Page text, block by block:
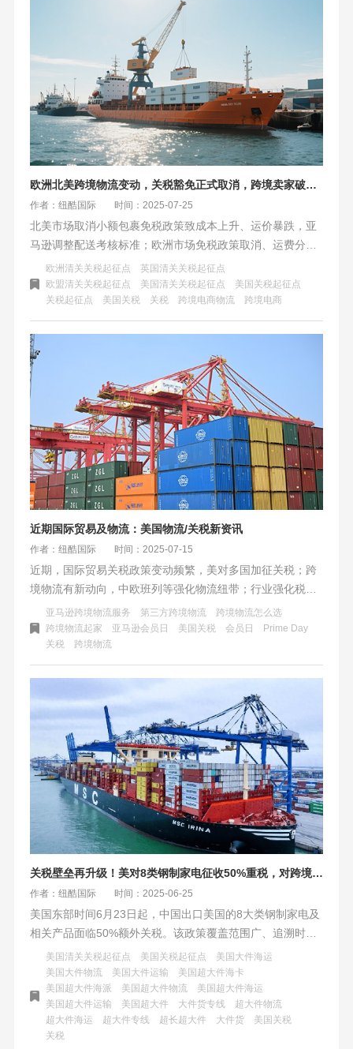
2026年11月的稳定窗口期，但后续政策仍取决于双方的执行
欧洲北美跨境物流变动，关税豁免正式取消，跨境卖家破局方案
作者：纽酷国际 时间：2025-07-25
北美市场取消小额包裹免税政策致成本上升、运价暴跌，亚
马逊调整配送考核标准；欧洲市场免税政策取消、运费分
化，意大利保证金政策松动。面对挑战，北美可高利润品直
邮、共建仓，欧洲可借退货试点降成本、合作泛欧枢纽。
欧洲清关关税起征点
英国清关关税起征点
欧盟清关关税起征点
美国清关关税起征点
美国关税起征点
关税起征点
美国关税 关税 跨境电商物流 跨境电商
近期国际贸易及物流：美国物流/关税新资讯
作者：纽酷国际 时间：2025-07-15
近期，国际贸易关税政策变动频繁，美对多国加征关税；跨
境物流有新动向，中欧班列等强化物流纽带；行业强化税务
合规，推进绿色技术升级；此外，亚马逊Prime Day销售额
创新高，深圳海关推出自动化签证系统提升跨境生鲜通关效
率。
亚马逊跨境物流服务 第三方跨境物流
跨境物流怎么选
跨境物流起家
亚马逊会员日 美国关税 会员日
Prime Day
关税
跨境物流
关税壁垒再升级！美对8类钢制家电征收50%重税，对跨境电商的影响
作者：纽酷国际 时间：2025-06-25
美国东部时间6月23日起，中国出口美国的8大类钢制家电及
相关产品面临50%额外关税。该政策覆盖范围广、追溯时点
严，但有豁免条款。中国卖家直面成本风暴，需优化供应链
与物流策略。纽酷国际物流提供专业超大件海运方案，助力
卖家大件出海。
美国清关关税起征点 美国关税起征点
美国大件海运
美国大件物流
美国大件运输
美国超大件海卡
美国超大件海派
美国超大件物流
美国超大件海运
美国超大件运输
美国超大件 大件货专线
超大件物流
超大件海运
超大件专线 超长超大件 大件货
美国关税
关税